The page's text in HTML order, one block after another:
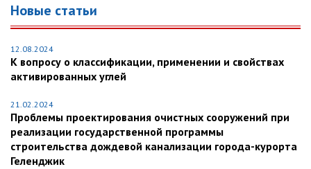
Новые статьи
12.08.2024
К вопросу о классификации, применении и свойствах
активированных углей
21.02.2024
Проблемы проектирования очистных сооружений при
реализации государственной программы
строительства дождевой канализации города-курорта
Геленджик